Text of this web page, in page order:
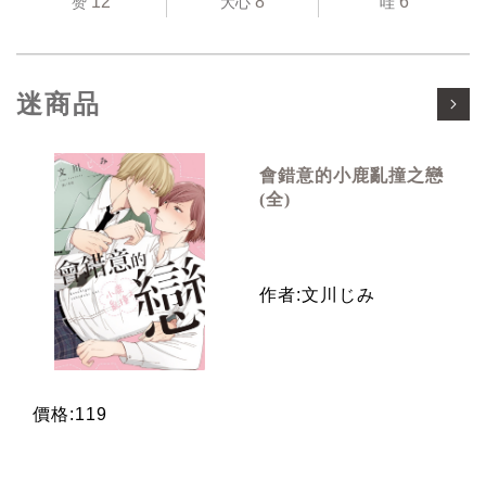
迷商品
會錯意的小鹿亂撞之戀
(全)
作者:文川じみ
價格:119